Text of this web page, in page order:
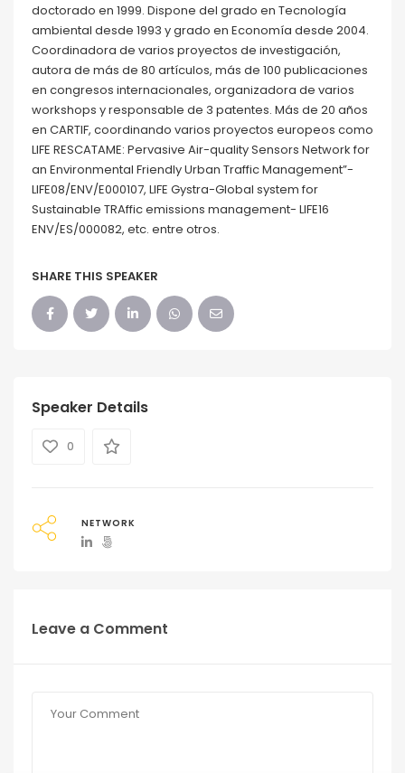
doctorado en 1999. Dispone del grado en Tecnología
ambiental desde 1993 y grado en Economía desde 2004.
Coordinadora de varios proyectos de investigación,
autora de más de 80 artículos, más de 100 publicaciones
en congresos internacionales, organizadora de varios
workshops y responsable de 3 patentes. Más de 20 años
en CARTIF, coordinando varios proyectos europeos como
LIFE RESCATAME: Pervasive Air-quality Sensors Network for
an Environmental Friendly Urban Traffic Management”-
LIFE08/ENV/E000107, LIFE Gystra-Global system for
Sustainable TRAffic emissions management- LIFE16
ENV/ES/000082, etc. entre otros.
SHARE THIS SPEAKER
Speaker Details
0
NETWORK
Leave a Comment